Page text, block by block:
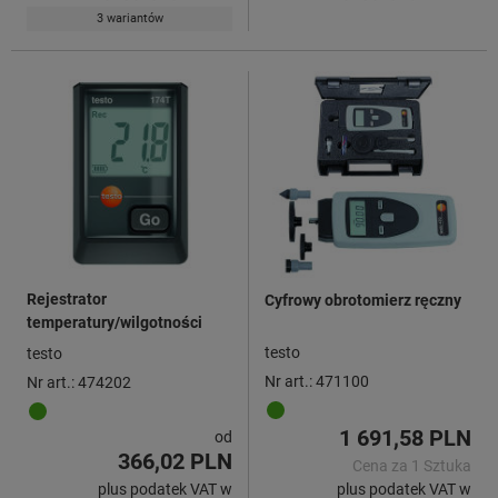
3 wariantów
Rejestrator
temperatury/wilgotności
testo
Nr art.: 474202
od
366,02 PLN
plus podatek VAT w
Cyfrowy obrotomierz ręczny
testo
Nr art.: 471100
1 691,58 PLN
Cena za 1 Sztuka
plus podatek VAT w